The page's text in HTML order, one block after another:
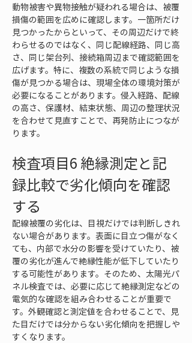
動物被害や異物接触が疑われる場合は、被覆
損傷の範囲を広めに確認します。一箇所だけ
見つかったからといって、その周辺だけで終
わらせるのではなく、同じ配線経路、同じ高
さ、同じ架台列、接続箱周辺まで確認範囲を
広げます。特に、複数の系統で同じような損
傷が見つかる場合は、現場全体の環境対策が
必要になることがあります。侵入経路、配線
の高さ、保護材、結束状態、周辺の整理状況
を合わせて見直すことで、再発防止につなが
ります。
検査項目6 絶縁測定と記
録比較で劣化傾向を確認
する
配線被覆の劣化は、目視だけでは判断しきれ
ない場合があります。表面に目立つ傷がなく
ても、内部で水分の影響を受けていたり、被
覆の劣化が進んで絶縁性能が低下していたり
する可能性があります。そのため、太陽光パ
ネル検査では、必要に応じて絶縁測定などの
電気的な確認を組み合わせることが重要で
す。外観確認と測定値を合わせることで、見
た目だけでは分からない劣化傾向を把握しや
すくなります。